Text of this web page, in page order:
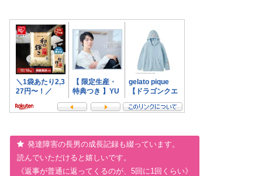
発達障害の長男の成長記録も綴っています。
読んでいただけると嬉しいです。
《返事が普通に返ってくるのが、5回に1回くらい》